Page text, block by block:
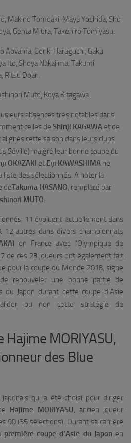
Makino Tomoaki, Maya Yoshida, Sho
Genta Miura, Takehiro Tomiyasu.
Aoyama, Genki Haraguchi, Gaku
Ito, Shoya Nakajima, Takumi
Ritsu Doan.
Muto, Koya Kitagawa.
absences très notables dans
celles de Shinji KAGAWA et de
cette saison dans leurs clubs
Séville) malgré leur bonne coupe du
OKAZAKI et Eiji KAWASHIMA ne
liste des sélectionnés. A noter la
deTakuma HASANO, remplacé par
MUTO.
11 évoluent actuellement dans
12 autres dans divers championnats
en France avec l’Olympique de
de ces 23 joueurs ont également fait
pour la coupe du Monde 2018, signe
renouveler une bonne partie de
du Japon durant cette coupe d’Asie
ou non cette stratégie de
MORIYASU,
des Blue
japonais qui a été choisi pour diriger
Hajime MORIYASU, ancien joueur
90 (35 sélections). Durant sa carrière
coupe d’Asie du Japon en